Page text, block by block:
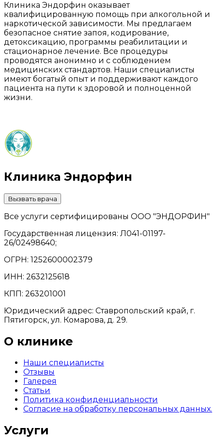
Клиника Эндорфин оказывает
квалифицированную помощь при алкогольной и
наркотической зависимости. Мы предлагаем
безопасное снятие запоя, кодирование,
детоксикацию, программы реабилитации и
стационарное лечение. Все процедуры
проводятся анонимно и с соблюдением
медицинских стандартов. Наши специалисты
имеют богатый опыт и поддерживают каждого
пациента на пути к здоровой и полноценной
жизни.
Клиника Эндорфин
Вызвать врача
Все услуги сертифицированы ООО "ЭНДОРФИН"
Государственная лицензия: Л041-01197-
26/02498640;
ОГРН: 1252600002379
ИНН: 2632125618
КПП: 263201001
Юридический адрес: Ставропольский край, г.
Пятигорск, ул. Комарова, д. 29.
О клинике
Наши специалисты
Отзывы
Галерея
Статьи
Политика конфиденциальности
Согласие на обработку персональных данных.
Услуги